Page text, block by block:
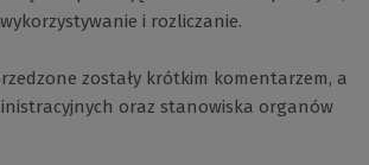
i rozliczanie.
zostały krótkim komentarzem, a
oraz stanowiska organów